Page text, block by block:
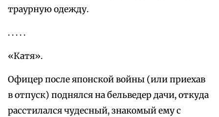
траурную одежду.
. . . . .
«Катя».
Офицер после японской войны (или приехав
в отпуск) поднялся на бельведер дачи, откуда
расстилался чудесный, знакомый ему с